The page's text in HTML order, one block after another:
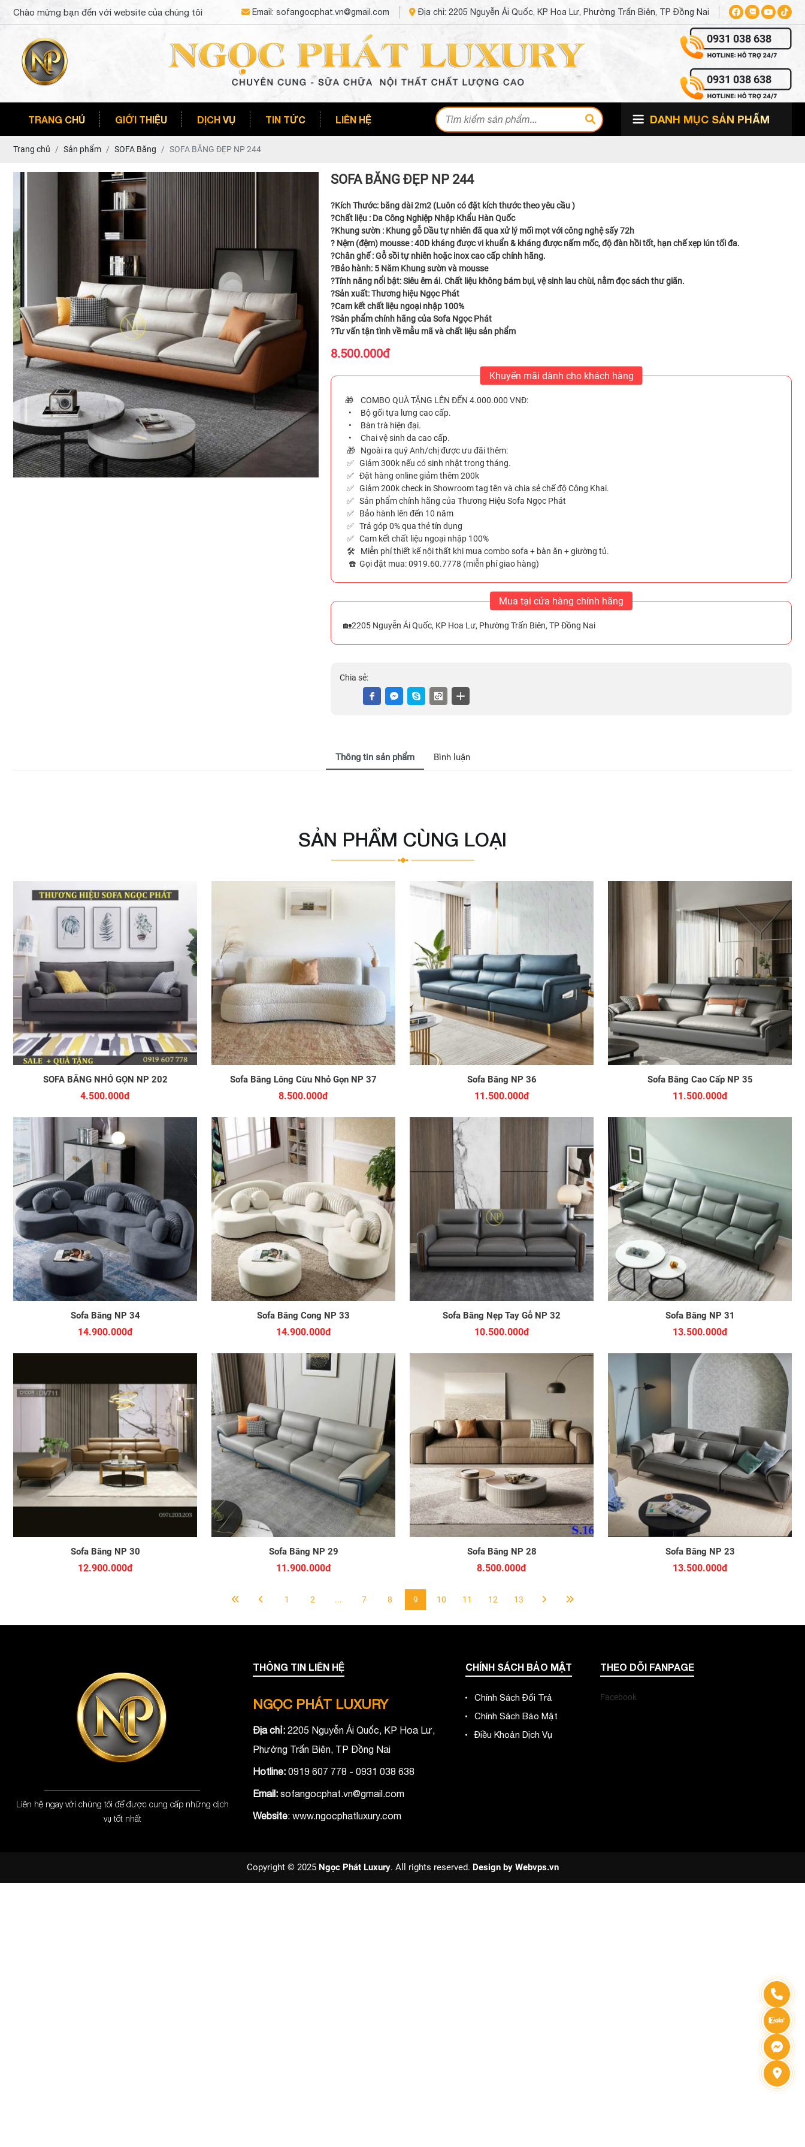
Chào mừng bạn đến với website của chúng tôi Email: sofangocphat.vn@gmail.com Địa chỉ: 2205 Nguyễn Ái Quốc, KP Hoa Lư, Phường Trấn Biên, TP Đồng Nai
0931 038 638
0931 038 638
TRANG CHỦ GIỚI THIỆU DỊCH VỤ TIN TỨC LIÊN HỆ DANH MỤC SẢN PHẨM
Trang chủ Sản phẩm SOFA Băng SOFA BĂNG ĐẸP NP 244
SOFA BĂNG ĐẸP NP 244
?Kích Thước: băng dài 2m2 (Luôn có đặt kích thước theo yêu cầu )
?Chất liệu : Da Công Nghiệp Nhập Khẩu Hàn Quốc
?Khung sườn : Khung gỗ Dầu tự nhiên đã qua xử lý mối mọt với công nghệ sấy 72h
? Nệm (đệm) mousse : 40D kháng được vi khuẩn & kháng được nấm mốc, độ đàn hồi tốt, hạn chế xẹp lún tối đa.
?Chân ghế : Gỗ sồi tự nhiên hoặc inox cao cấp chính hãng.
?Bảo hành: 5 Năm Khung sườn và mousse
?Tính năng nổi bật: Siêu êm ái. Chất liệu không bám bụi, vệ sinh lau chùi, nằm đọc sách thư giãn.
?Sản xuất: Thương hiệu Ngọc Phát
?Cam kết chất liệu ngoại nhập 100%
?Sản phẩm chính hãng của Sofa Ngọc Phát
?Tư vấn tận tình về mẫu mã và chất liệu sản phẩm
8.500.000đ
Khuyến mãi dành cho khách hàng
🎁 COMBO QUÀ TẶNG LÊN ĐẾN 4.000.000 VNĐ:
• Bộ gối tựa lưng cao cấp.
• Bàn trà hiện đại.
• Chai vệ sinh da cao cấp.
🎁 Ngoài ra quý Anh/chị được ưu đãi thêm:
✅ Giảm 300k nếu có sinh nhật trong tháng.
✅ Đặt hàng online giảm thêm 200k
✅ Giảm 200k check in Showroom tag tên và chia sẻ chế độ Công Khai.
✅ Sản phẩm chính hãng của Thương Hiệu Sofa Ngọc Phát
✅ Bảo hành lên đến 10 năm
✅ Trả góp 0% qua thẻ tín dụng
✅ Cam kết chất liệu ngoại nhập 100%
🛠️ Miễn phí thiết kế nội thất khi mua combo sofa + bàn ăn + giường tủ.
☎️ Gọi đặt mua: 0919.60.7778 (miễn phí giao hàng)
Mua tại cửa hàng chính hãng
🏡2205 Nguyễn Ái Quốc, KP Hoa Lư, Phường Trấn Biên, TP Đồng Nai
Chia sẻ:
Thông tin sản phẩm Bình luận
SẢN PHẨM CÙNG LOẠI
SOFA BĂNG NHỎ GỌN NP 202
4.500.000đ
Sofa Băng Lông Cừu Nhỏ Gọn NP 37
8.500.000đ
Sofa Băng NP 36
11.500.000đ
Sofa Băng Cao Cấp NP 35
11.500.000đ
Sofa Băng NP 34
14.900.000đ
Sofa Băng Cong NP 33
14.900.000đ
Sofa Băng Nẹp Tay Gỗ NP 32
10.500.000đ
Sofa Băng NP 31
13.500.000đ
Sofa Băng NP 30
12.900.000đ
Sofa Băng NP 29
11.900.000đ
Sofa Băng NP 28
8.500.000đ
Sofa Băng NP 23
13.500.000đ
1 2 ... 7 8 9 10 11 12 13
Liên hệ ngay với chúng tôi để được cung cấp những dịch
vụ tốt nhất
THÔNG TIN LIÊN HỆ
NGỌC PHÁT LUXURY
Địa chỉ: 2205 Nguyễn Ái Quốc, KP Hoa Lư,
Phường Trấn Biên, TP Đồng Nai
Hotline: 0919 607 778 - 0931 038 638
Email: sofangocphat.vn@gmail.com
Website: www.ngocphatluxury.com
CHÍNH SÁCH BẢO MẬT
Chính Sách Đổi Trả
Chính Sách Bảo Mật
Điều Khoản Dịch Vụ
THEO DÕI FANPAGE
Facebook
Copyright © 2025 Ngọc Phát Luxury. All rights reserved. Design by Webvps.vn